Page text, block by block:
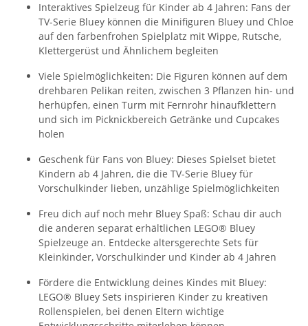
Interaktives Spielzeug für Kinder ab 4 Jahren: Fans der
TV-Serie Bluey können die Minifiguren Bluey und Chloe
auf den farbenfrohen Spielplatz mit Wippe, Rutsche,
Klettergerüst und Ähnlichem begleiten
Viele Spielmöglichkeiten: Die Figuren können auf dem
drehbaren Pelikan reiten, zwischen 3 Pflanzen hin- und
herhüpfen, einen Turm mit Fernrohr hinaufklettern
und sich im Picknickbereich Getränke und Cupcakes
holen
Geschenk für Fans von Bluey: Dieses Spielset bietet
Kindern ab 4 Jahren, die die TV-Serie Bluey für
Vorschulkinder lieben, unzählige Spielmöglichkeiten
Freu dich auf noch mehr Bluey Spaß: Schau dir auch
die anderen separat erhältlichen LEGO® Bluey
Spielzeuge an. Entdecke altersgerechte Sets für
Kleinkinder, Vorschulkinder und Kinder ab 4 Jahren
Fördere die Entwicklung deines Kindes mit Bluey:
LEGO® Bluey Sets inspirieren Kinder zu kreativen
Rollenspielen, bei denen Eltern wichtige